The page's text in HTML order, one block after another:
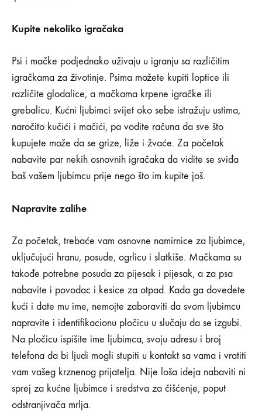
Kupite nekoliko igračaka
Psi i mačke podjednako uživaju u igranju sa različitim
igračkama za životinje. Psima možete kupiti loptice ili
različite glodalice, a mačkama krpene igračke ili
grebalicu. Kućni ljubimci svijet oko sebe istražuju ustima,
naročito kučići i mačići, pa vodite računa da sve što
kupujete može da se grize, liže i žvaće. Za početak
nabavite par nekih osnovnih igračaka da vidite se sviđa
baš vašem ljubimcu prije nego što im kupite još.
Napravite zalihe
Za početak, trebaće vam osnovne namirnice za ljubimce,
uključujući hranu, posude, ogrlicu i slatkiše. Mačkama su
takođe potrebne posuda za pijesak i pijesak, a za psa
nabavite i povodac i kesice za otpad. Kada ga dovedete
kući i date mu ime, nemojte zaboraviti da svom ljubimcu
napravite i identifikacionu pločicu u slučaju da se izgubi.
Na pločicu ispišite ime ljubimca, svoju adresu i broj
telefona da bi ljudi mogli stupiti u kontakt sa vama i vratiti
vam vašeg krznenog prijatelja. Nije loša ideja nabaviti ni
sprej za kućne ljubimce i sredstva za čišćenje, poput
odstranjivača mrlja.